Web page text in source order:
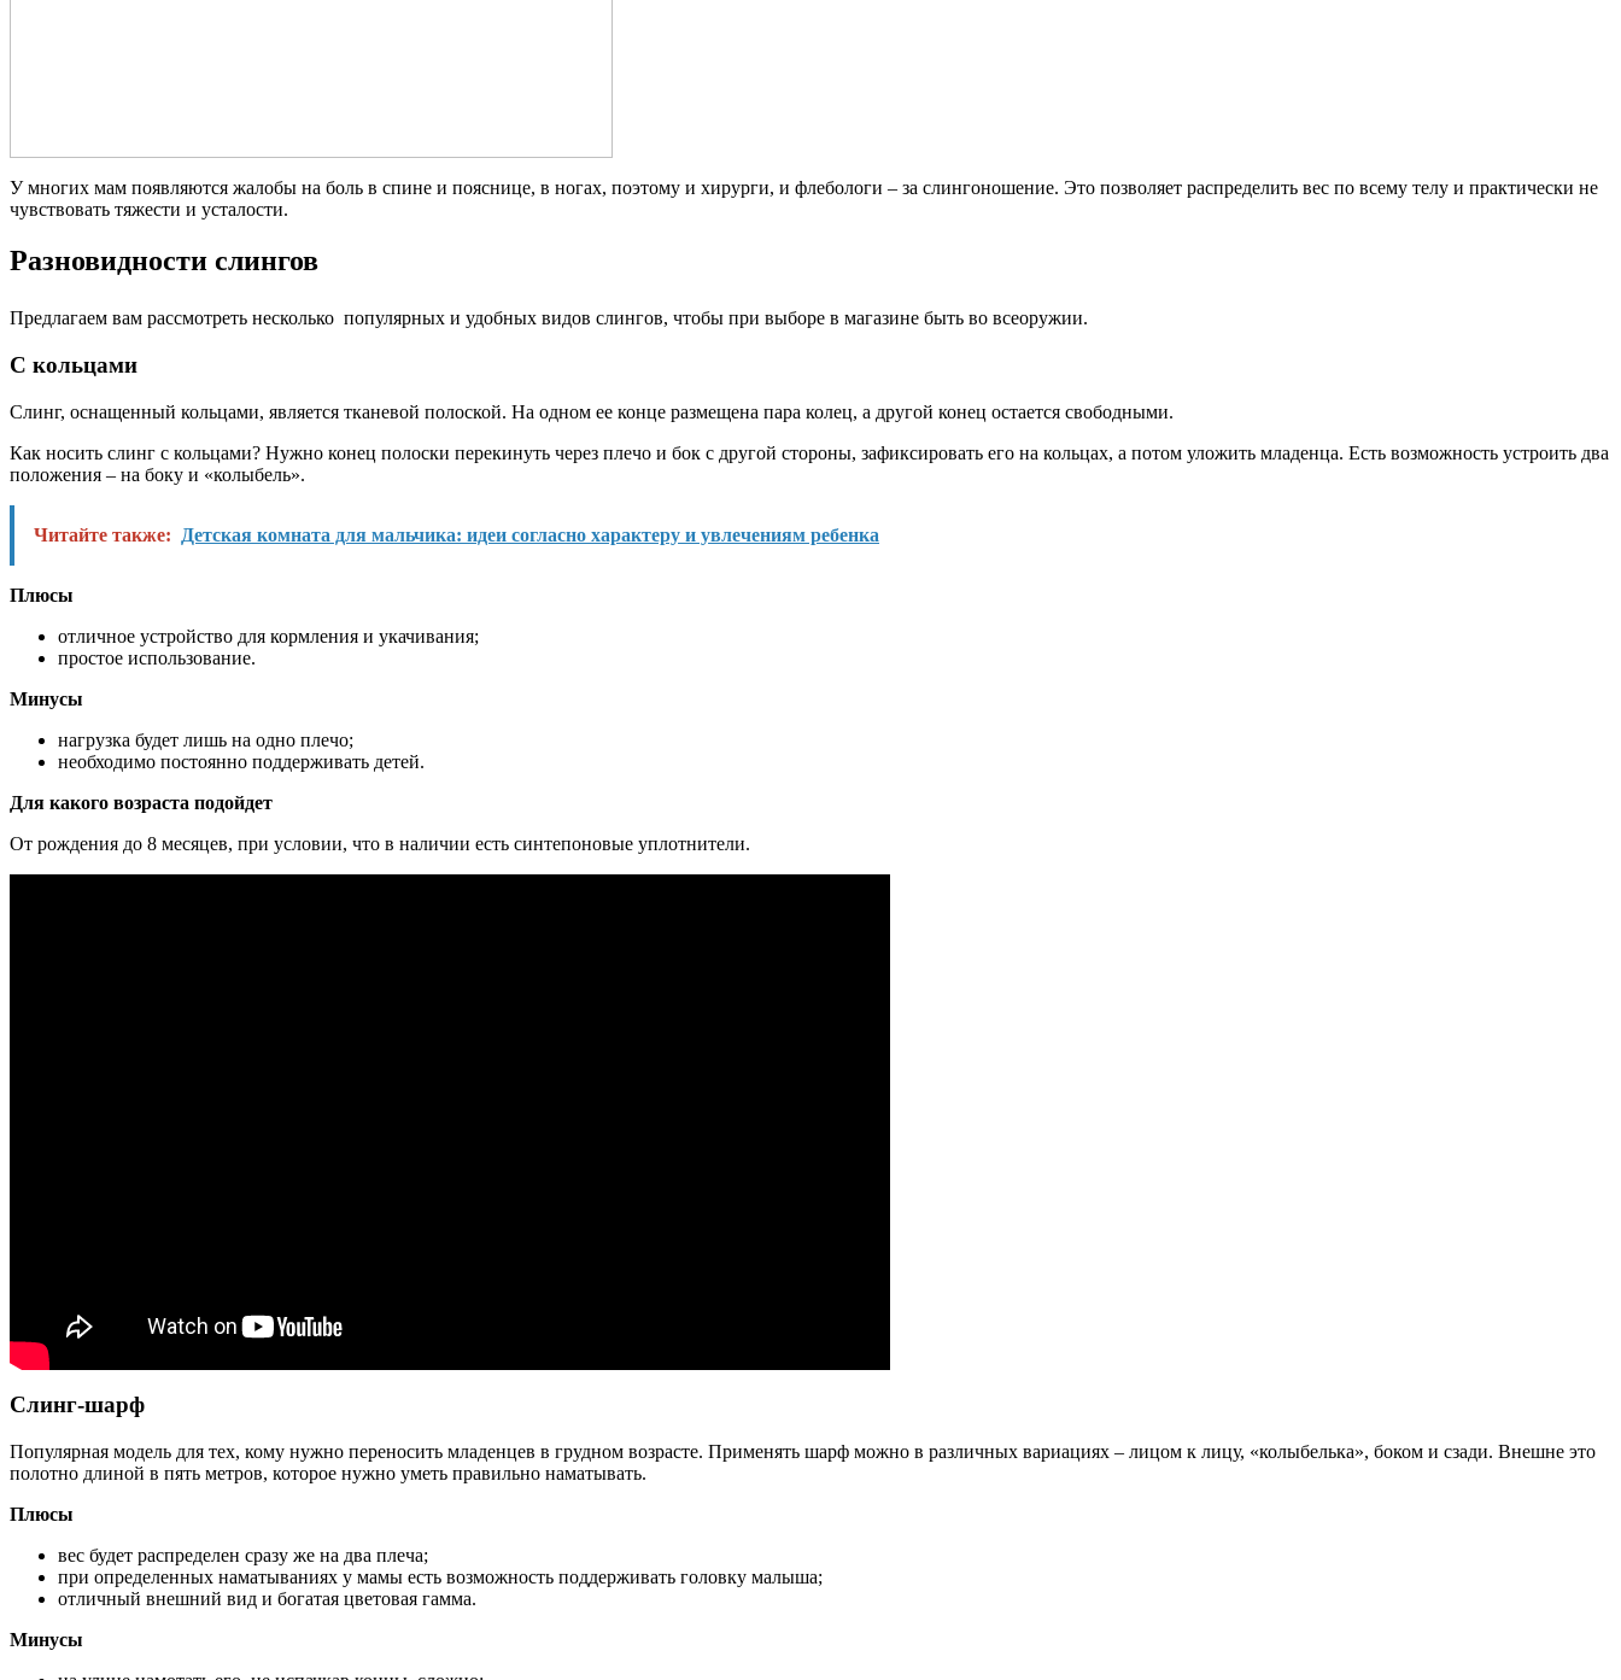
У многих мам появляются жалобы на боль в спине и пояснице, в ногах, поэтому и хирурги, и флебологи – за слингоношение. Это позволяет распределить вес по всему телу и практически не
чувствовать тяжести и усталости.
Разновидности слингов
Предлагаем вам рассмотреть несколько популярных и удобных видов слингов, чтобы при выборе в магазине быть во всеоружии.
С кольцами
Слинг, оснащенный кольцами, является тканевой полоской. На одном ее конце размещена пара колец, а другой конец остается свободными.
Как носить слинг с кольцами? Нужно конец полоски перекинуть через плечо и бок с другой стороны, зафиксировать его на кольцах, а потом уложить младенца. Есть возможность устроить два
положения – на боку и «колыбель».
Читайте также: Детская комната для мальчика: идеи согласно характеру и увлечениям ребенка
Плюсы
отличное устройство для кормления и укачивания;
простое использование.
Минусы
нагрузка будет лишь на одно плечо;
необходимо постоянно поддерживать детей.
Для какого возраста подойдет
От рождения до 8 месяцев, при условии, что в наличии есть синтепоновые уплотнители.
Слинг-шарф
Популярная модель для тех, кому нужно переносить младенцев в грудном возрасте. Применять шарф можно в различных вариациях – лицом к лицу, «колыбелька», боком и сзади. Внешне это
полотно длиной в пять метров, которое нужно уметь правильно наматывать.
Плюсы
вес будет распределен сразу же на два плеча;
при определенных наматываниях у мамы есть возможность поддерживать головку малыша;
отличный внешний вид и богатая цветовая гамма.
Минусы